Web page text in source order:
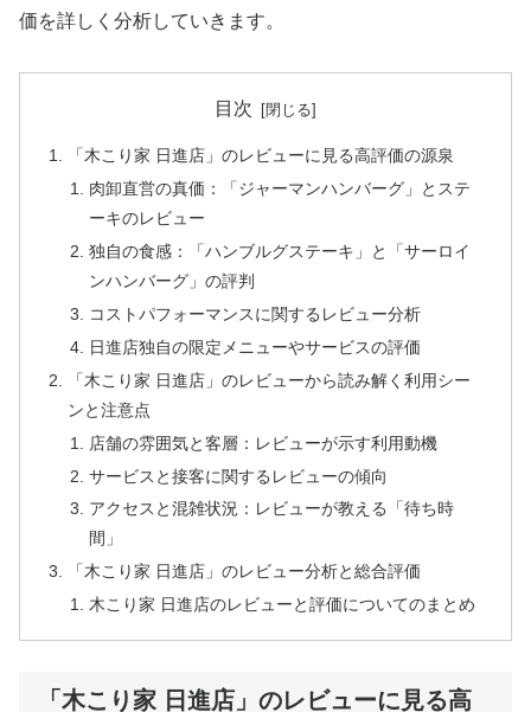
価を詳しく分析していきます。
目次
「木こり家 日進店」のレビューに見る高評価の源泉
肉卸直営の真価：「ジャーマンハンバーグ」とステ
ーキのレビュー
独自の食感：「ハンブルグステーキ」と「サーロイ
ンハンバーグ」の評判
コストパフォーマンスに関するレビュー分析
日進店独自の限定メニューやサービスの評価
「木こり家 日進店」のレビューから読み解く利用シー
ンと注意点
店舗の雰囲気と客層：レビューが示す利用動機
サービスと接客に関するレビューの傾向
アクセスと混雑状況：レビューが教える「待ち時
間」
「木こり家 日進店」のレビュー分析と総合評価
木こり家 日進店のレビューと評価についてのまとめ
「木こり家 日進店」のレビューに見る高